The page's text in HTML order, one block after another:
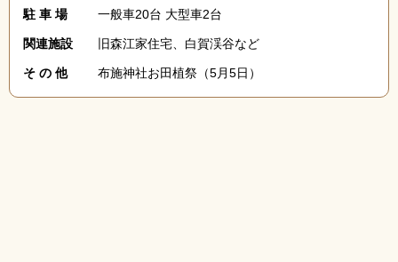
駐 車 場 一般車20台 大型車2台
関連施設 旧森江家住宅、白賀渓谷など
そ の 他 布施神社お田植祭（5月5日）